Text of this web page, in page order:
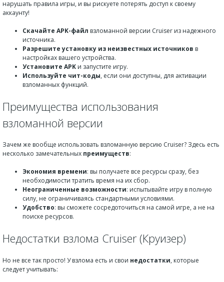
нарушать правила игры, и вы рискуете потерять доступ к своему
аккаунту!
Скачайте APK-файл взломанной версии Cruiser из надежного
источника.
Разрешите установку из неизвестных источников в
настройках вашего устройства.
Установите APK и запустите игру.
Используйте чит-коды, если они доступны, для активации
взломанных функций.
Преимущества использования
взломанной версии
Зачем же вообще использовать взломанную версию Cruiser? Здесь есть
несколько замечательных преимуществ:
Экономия времени: вы получаете все ресурсы сразу, без
необходимости тратить время на их сбор.
Неограниченные возможности: испытывайте игру в полную
силу, не ограничиваясь стандартными условиями.
Удобство: вы сможете сосредоточиться на самой игре, а не на
поиске ресурсов.
Недостатки взлома Cruiser (Круизер)
Но не все так просто! У взлома есть и свои недостатки, которые
следует учитывать: